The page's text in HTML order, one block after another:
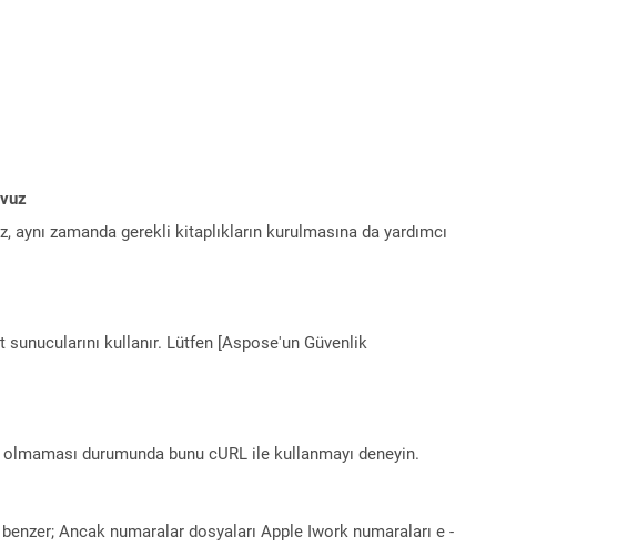
zamanda gerekli kitaplıkların kurulmasına da yardımcı
kullanır. Lütfen [Aspose'un Güvenlik
durumunda bunu cURL ile kullanmayı deneyin.
Ancak numaralar dosyaları Apple Iwork numaraları e -